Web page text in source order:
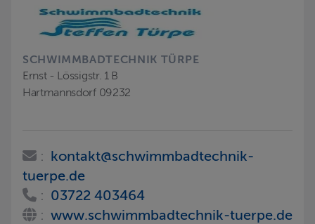
SCHWIMMBADTECHNIK TÜRPE
Ernst - Lössigstr. 1 B
Hartmannsdorf 09232
: kontakt@schwimmbadtechnik-
tuerpe.de
: 03722 403464
: www.schwimmbadtechnik-tuerpe.de